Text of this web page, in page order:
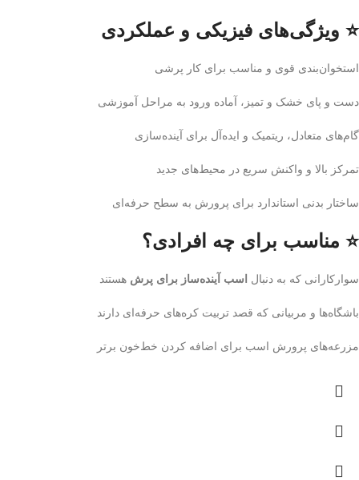
⭐ ویژگی‌های فیزیکی و عملکردی
استخوان‌بندی قوی و مناسب برای کار پرشی
دست و پای خشک و تمیز، آماده ورود به مراحل آموزشی
گام‌های متعادل، ریتمیک و ایده‌آل برای آینده‌سازی
تمرکز بالا و واکنش سریع در محیط‌های جدید
ساختار بدنی استاندارد برای پرورش به سطح حرفه‌ای
⭐ مناسب برای چه افرادی؟
سوارکارانی که به دنبال اسب آینده‌ساز برای پرش هستند
باشگاه‌ها و مربیانی که قصد تربیت کره‌های حرفه‌ای دارند
مزرعه‌های پرورش اسب برای اضافه کردن خط‌خون برتر